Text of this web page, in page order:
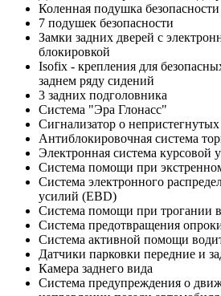
Коленная подушка
7 подушек безопасности
Замки задних дверей с
блокировкой
Isofix - крепления для
заднем ряду сидений
3 задних подголовника
Система "Эра Глонасс"
Сигнализатор о
Антиблокировочная система
Электронная система курсовой
Система помощи при
Система электронного
усилий (EBD)
Cистема помощи при трогании
Система предотвращения
Система активной помощи
Датчики парковки передние и
Камера заднего вида
Система предупреждения о